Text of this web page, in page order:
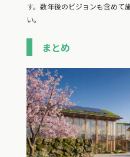
す。数年後のビジョンも含めて
い。
まとめ